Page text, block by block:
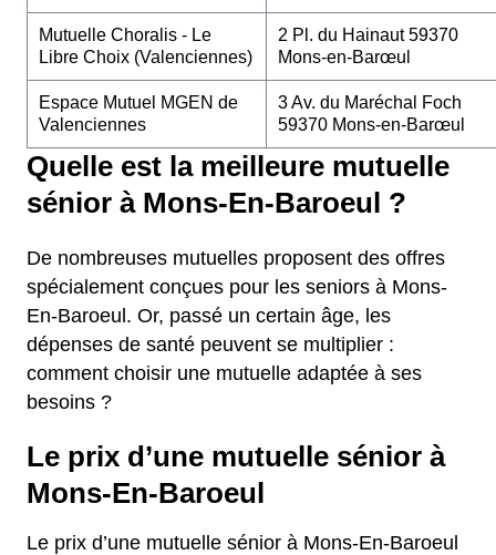
Mutuelle Choralis - Le
Libre Choix (Valenciennes)
2 Pl. du Hainaut 59370
Mons-en-Barœul
Espace Mutuel MGEN de
Valenciennes
3 Av. du Maréchal Foch
59370 Mons-en-Barœul
Quelle est la meilleure mutuelle
sénior à Mons-En-Baroeul ?
De nombreuses mutuelles proposent des offres
spécialement conçues pour les seniors à Mons-
En-Baroeul. Or, passé un certain âge, les
dépenses de santé peuvent se multiplier :
comment choisir une mutuelle adaptée à ses
besoins ?
Le prix d’une mutuelle sénior à
Mons-En-Baroeul
Le prix d’une mutuelle sénior à Mons-En-Baroeul